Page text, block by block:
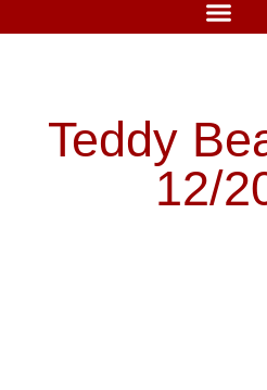
Teddy
12/